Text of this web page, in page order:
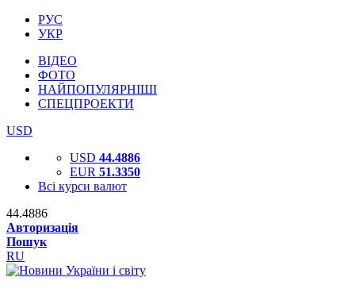
РУС
УКР
ВІДЕО
ФОТО
НАЙПОПУЛЯРНІШІ
СПЕЦПРОЕКТИ
USD
USD 44.4886
EUR 51.3350
Всі курси валют
44.4886
Авторизація
Пошук
RU